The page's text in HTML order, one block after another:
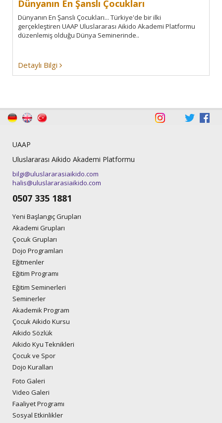
Dünyanın En Şanslı Çocukları
Dünyanın En Şanslı Çocukları... Türkiye'de bir ilki
gerçekleştiren UAAP Uluslararası Aikido Akademi Platformu
düzenlemiş olduğu Dünya Seminerinde..
Detaylı Bilgi
UAAP
Uluslararası Aikido Akademi Platformu
bilgi@uluslararasiaikido.com
halis@uluslararasiaikido.com
0507 335 1881
Yeni Başlangıç Grupları
Akademi Grupları
Çocuk Grupları
Dojo Programları
Eğitmenler
Eğitim Programı
Eğitim Seminerleri
Seminerler
Akademik Program
Çocuk Aikido Kursu
Aikido Sözlük
Aikido Kyu Teknikleri
Çocuk ve Spor
Dojo Kuralları
Foto Galeri
Video Galeri
Faaliyet Programı
Sosyal Etkinlikler